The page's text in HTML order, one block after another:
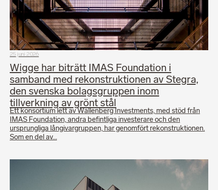
25 juni 2026
Wigge har biträtt IMAS Foundation i
samband med rekonstruktionen av Stegra,
den svenska bolagsgruppen inom
tillverkning av grönt stål
Ett konsortium lett av Wallenberg Investments, med stöd från
IMAS Foundation, andra befintliga investerare och den
ursprungliga långivargruppen, har genomfört rekonstruktionen.
Som en del av…